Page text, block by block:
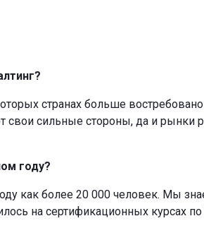
странах больше востребовано
сильные стороны, да и рынки
году?
как более 20 000 человек. Мы
на сертификационных курсах